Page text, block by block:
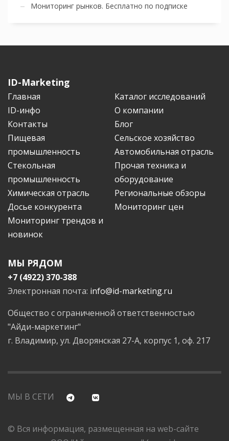
Мониторинг рынков. Бесплатно по подписке
ID-Marketing
Главная
Каталог исследований
ID-инфо
О компании
Контакты
Блог
Пищевая
промышленность
Сельское хозяйство
Автомобильная отрасль
Стекольная
промышленность
Прочая техника и
оборудование
Химическая отрасль
Региональные обзоры
Досье конкурента
Мониторинг цен
Мониторинг трендов и
новинок
МЫ РЯДОМ
+7 (4922) 370-388
Электронная почта: info@id-marketing.ru
Общество с ограниченной ответственностью
"Айди-маркетинг"
г. Владимир, ул. Дворянская 27-А, корпус 1, оф. 217
МЫ В СЕТИ
© Вся информация, размещенная на web-сайте